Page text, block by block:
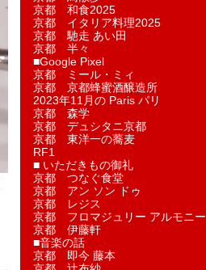
京都 和食2025
京都 イタリア料理2025
京都 馳走 あい田
京都 半々
■Google Pixel
京都 ミール・ミィ
京都 京都蜂蜜酒醸造所
2023年11月の Paris パリ
京都 森学
京都 デュシタニ京都
京都 東洋一の蕎麦
RF1
■ いただきもの御礼
京都 つなぐ食堂
京都 アン ソン ドゥ
京都 レジス
京都 フロマジュリー アルモニー
京都 伊藤軒
■音楽の話
京都 即今 藤本